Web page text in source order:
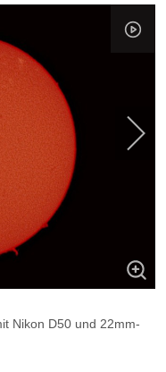
Nikon D50 und 22mm-